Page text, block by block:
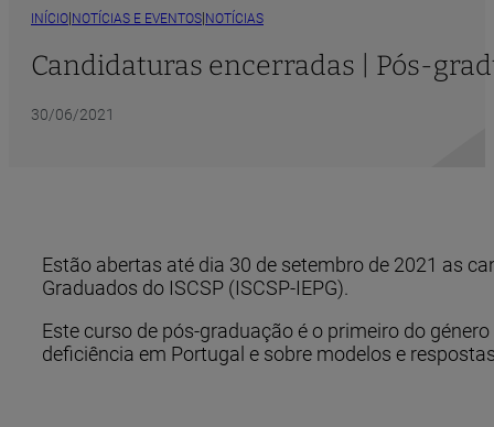
INÍCIO|NOTÍCIAS E EVENTOS|NOTÍCIAS
Candidaturas encerradas | Pós-
30/06/2021
Estão abertas até dia 30 de setembro de 2021 as
Graduados do ISCSP (ISCSP-IEPG).
Este curso de pós-graduação é o primeiro do
deficiência em Portugal e sobre modelos e